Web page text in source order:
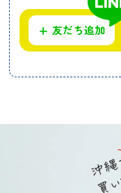
+ 友だち追加